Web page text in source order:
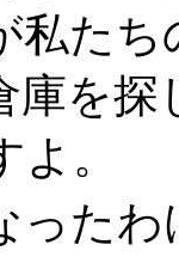
私た
庫を
。
った